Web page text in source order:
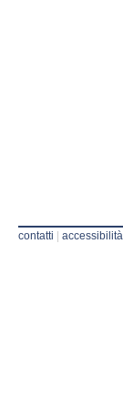
contatti | accessibilità